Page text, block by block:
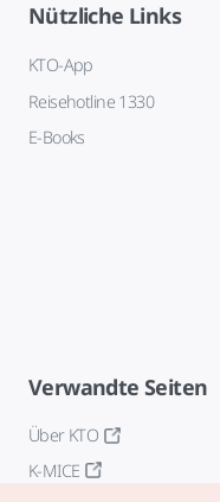
Nützliche Links
KTO-App
Reisehotline 1330
E-Books
Verwandte Seiten
Über KTO
K-MICE